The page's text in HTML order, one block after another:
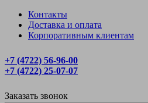
Контакты
Доставка и оплата
Корпоративным клиентам
+7 (4722) 56‑96-00
+7 (4722) 25‑07-07
Заказать звонок